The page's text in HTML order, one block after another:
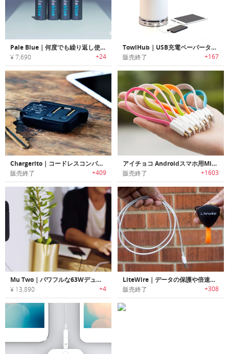
Pale Blue｜何度でも繰り返し使用可能なUSB充電式スマートバッテリー「ペールブルー」
¥ 7,690 +24
TowlHub｜USB充電ペーパータオルホルダー
販売終了 +167
Chargerito｜コードレスコンパクトチャージャー「チャージャリート」
販売終了 +409
アイチョコ Androidスマホ用Micro USB充電ケーブル
販売終了 +1603
Mu Two｜パワフルな63WデュアルUSB-Cウォールチャージャー「ムーツー」
¥ 13,890 +4
LiteWire｜データの保護や倍速充電が可能なコンパクトケーブル「ライトワイヤー」
販売終了 +308